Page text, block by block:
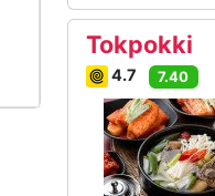
Tokpokki
4.7 7.40